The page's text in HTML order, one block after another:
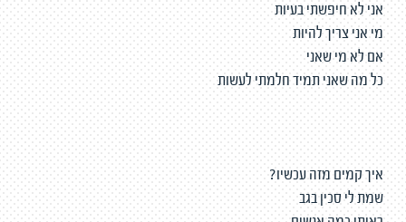
אני לא חיפשתי בעיות
מי אני צריך להיות
אם לא מי שאני
כל מה שאני תמיד חלמתי לעשות
איך קמים מזה עכשיו?
שמת לי סכין בגב